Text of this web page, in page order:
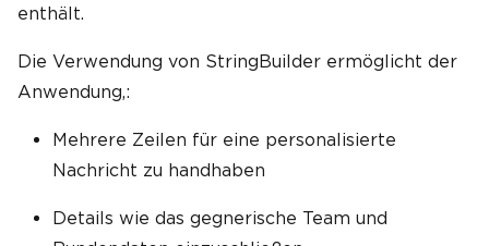
enthält.
Die Verwendung von StringBuilder ermöglicht der
Anwendung,:
Mehrere Zeilen für eine personalisierte
Nachricht zu handhaben
Details wie das gegnerische Team und